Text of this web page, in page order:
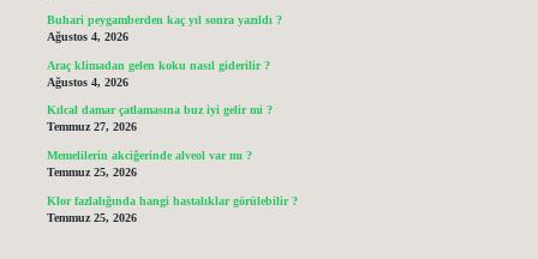
Buhari peygamberden kaç yıl sonra yazıldı ?
Ağustos 4, 2026
Araç klimadan gelen koku nasıl giderilir ?
Ağustos 4, 2026
Kılcal damar çatlamasına buz iyi gelir mi ?
Temmuz 27, 2026
Memelilerin akciğerinde alveol var mı ?
Temmuz 25, 2026
Klor fazlalığında hangi hastalıklar görülebilir ?
Temmuz 25, 2026